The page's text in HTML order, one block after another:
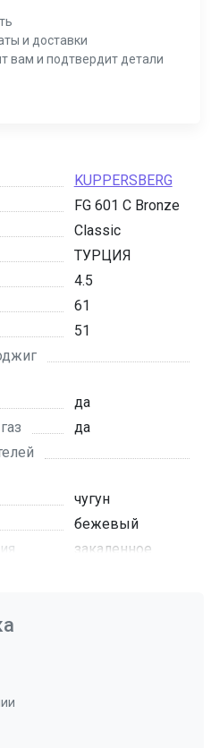
и доставки
вам и подтвердит детали
KUPPERSBERG
FG 601 C Bronze
Classic
ТУРЦИЯ
4.5
61
51
да
да
чугун
бежевый
закаленное
(ШхГ)
левая
правая